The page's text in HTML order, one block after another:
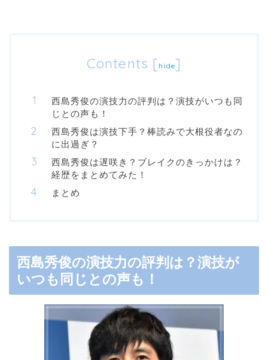
Contents [ hide]
西島秀俊の演技力の評判は？演技がいつも同
じとの声も！
西島秀俊は演技下手？棒読みで大根役者なの
に出過ぎ？
西島秀俊は遅咲き？ブレイクのきっかけは？
経歴をまとめてみた！
まとめ
西島秀俊の演技力の評判は？演技が
いつも同じとの声も！